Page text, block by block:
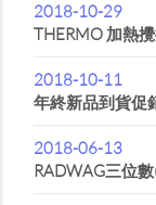
2018-10-29
THERMO 加熱
2018-10-11
年終新品到貨促
2018-06-13
RADWAG三位